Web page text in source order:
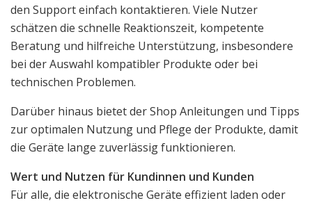
den Support einfach kontaktieren. Viele Nutzer
schätzen die schnelle Reaktionszeit, kompetente
Beratung und hilfreiche Unterstützung, insbesondere
bei der Auswahl kompatibler Produkte oder bei
technischen Problemen.
Darüber hinaus bietet der Shop Anleitungen und Tipps
zur optimalen Nutzung und Pflege der Produkte, damit
die Geräte lange zuverlässig funktionieren.
Wert und Nutzen für Kundinnen und Kunden
Für alle, die elektronische Geräte effizient laden oder